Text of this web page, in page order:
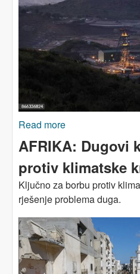
Read more
resursima
AFRIKA: Dugovi
protiv klimatske
Ključno za borbu protiv
rješenje problema duga.